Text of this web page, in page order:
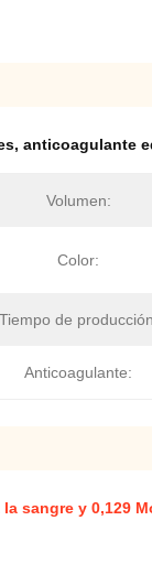
, anticoagulante
Volumen:
Color:
Tiempo de
Anticoagulante:
sangre y 0,129